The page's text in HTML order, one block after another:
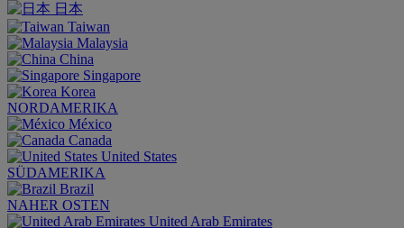
日本
Taiwan
Malaysia
China
Singapore
Korea
NORDAMERIKA
México
Canada
United States
SÜDAMERIKA
Brazil
NAHER OSTEN
United Arab Emirates